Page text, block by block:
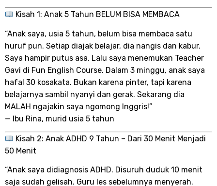
Kisah 1: Anak 5 Tahun BELUM BISA MEMBACA
“Anak saya, usia 5 tahun, belum bisa membaca satu
huruf pun. Setiap diajak belajar, dia nangis dan kabur.
Saya hampir putus asa. Lalu saya menemukan Teacher
Gavi di Fun English Course. Dalam 3 minggu, anak saya
hafal 30 kosakata. Bukan karena pinter, tapi karena
belajarnya sambil nyanyi dan gerak. Sekarang dia
MALAH ngajakin saya ngomong Inggris!”
— Ibu Rina, murid usia 5 tahun
Kisah 2: Anak ADHD 9 Tahun – Dari 30 Menit Menjadi
50 Menit
“Anak saya didiagnosis ADHD. Disuruh duduk 10 menit
saja sudah gelisah. Guru les sebelumnya menyerah.